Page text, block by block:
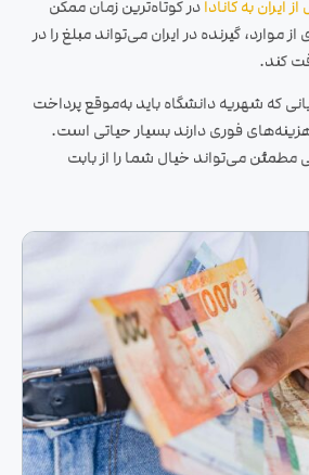
ایران به کانادادر کوتاه‌ترین زمان ممکن
موارد، گیرنده در ایران می‌تواند مبلغ را در
کند.
که شهریه دانشگاه باید به‌موقع پرداخت
فوری دارند بسیار حیاتی است.
مطمئن می‌تواند خیال شما را از بابت